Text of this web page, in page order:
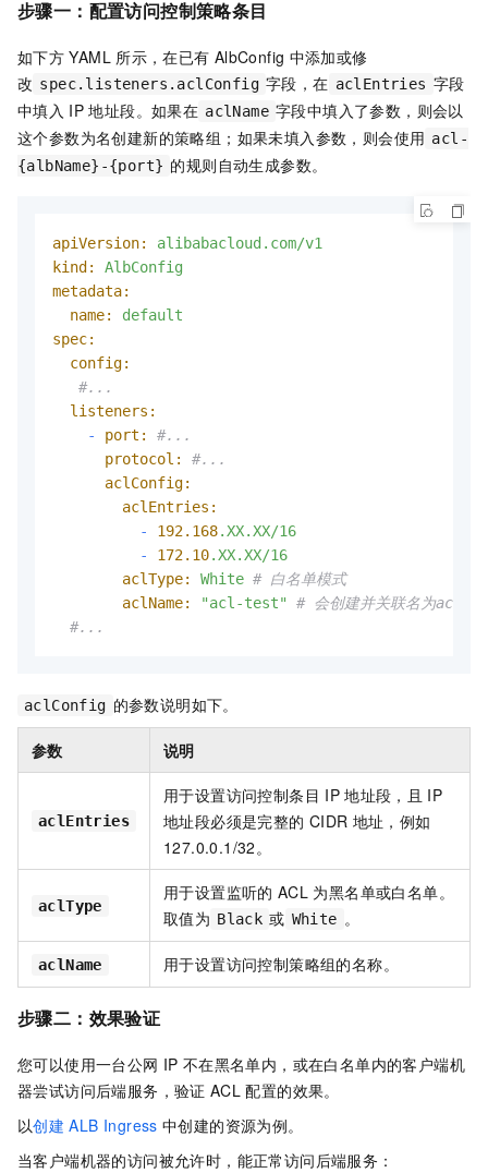
步骤一：配置访问控制策略条目
如下方 YAML 所示，在已有 AlbConfig 中添加或修
改 spec.listeners.aclConfig 字段，在 aclEntries 字段
中填入 IP 地址段。如果在 aclName 字段中填入了参数，则会以
这个参数为名创建新的策略组；如果未填入参数，则会使用 acl-
{albName}-{port} 的规则自动生成参数。
apiVersion:
alibabacloud.com/v1
kind:
AlbConfig
metadata:
name:
default
spec:
config:
#...
listeners:
-
port:
#...
protocol:
#...
aclConfig:
aclEntries:
-
192.168.XX.XX/16
-
172.10.XX.XX/16
aclType:
White # 白名单模式
aclName:
"acl-test"
# 会创建并关联名为acl-
#...
aclConfig 的参数说明如下。
参数 说明
aclEntries
用于设置访问控制条目 IP 地址段，且 IP
地址段必须是完整的 CIDR 地址，例如
127.0.0.1/32。
aclType
用于设置监听的 ACL 为黑名单或白名单。
取值为 Black 或 White 。
aclName 用于设置访问控制策略组的名称。
步骤二：效果验证
您可以使用一台公网 IP 不在黑名单内，或在白名单内的客户端机
器尝试访问后端服务，验证 ACL 配置的效果。
以创建 ALB Ingress 中创建的资源为例。
当客户端机器的访问被允许时，能正常访问后端服务：